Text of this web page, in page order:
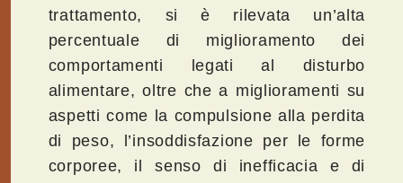
trattamento, si è rilevata un’alta
percentuale di miglioramento dei
comportamenti legati al disturbo
alimentare, oltre che a miglioramenti su
aspetti come la compulsione alla perdita
di peso, l’insoddisfazione per le forme
corporee, il senso di inefficacia e di